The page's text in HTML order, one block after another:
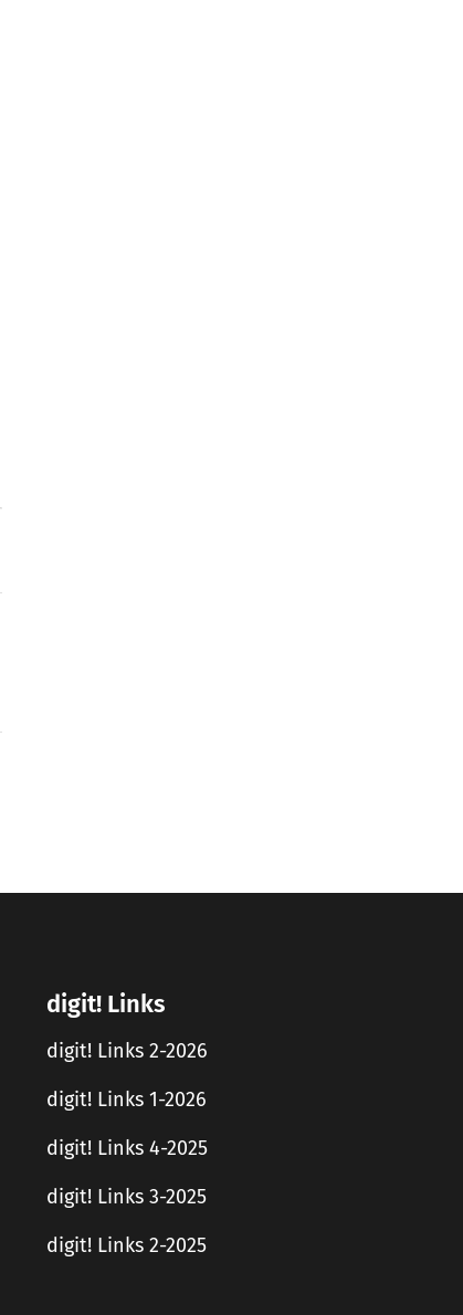
digit! Links
digit! Links 2-2026
digit! Links 1-2026
digit! Links 4-2025
digit! Links 3-2025
digit! Links 2-2025